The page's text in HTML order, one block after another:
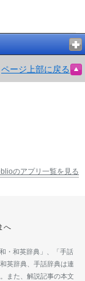
ページ上部に戻る
のアプリ一覧を見る
へ
・和英辞典」、「手話
英辞典、手話辞典は連
また、解説記事の本文